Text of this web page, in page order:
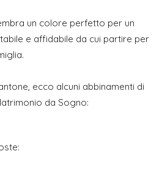
un colore perfetto per un
e affidabile da cui partire per
ecco alcuni abbinamenti di
da Sogno: